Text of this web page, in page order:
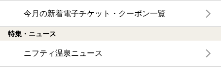
今月の新着電子チケット・クーポン一覧
特集・ニュース
ニフティ温泉ニュース